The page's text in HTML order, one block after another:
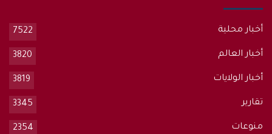
أخبار محلية 7522
أخبار العالم 3820
أخبار الولايات 3819
تقارير 3345
منوعات 2354